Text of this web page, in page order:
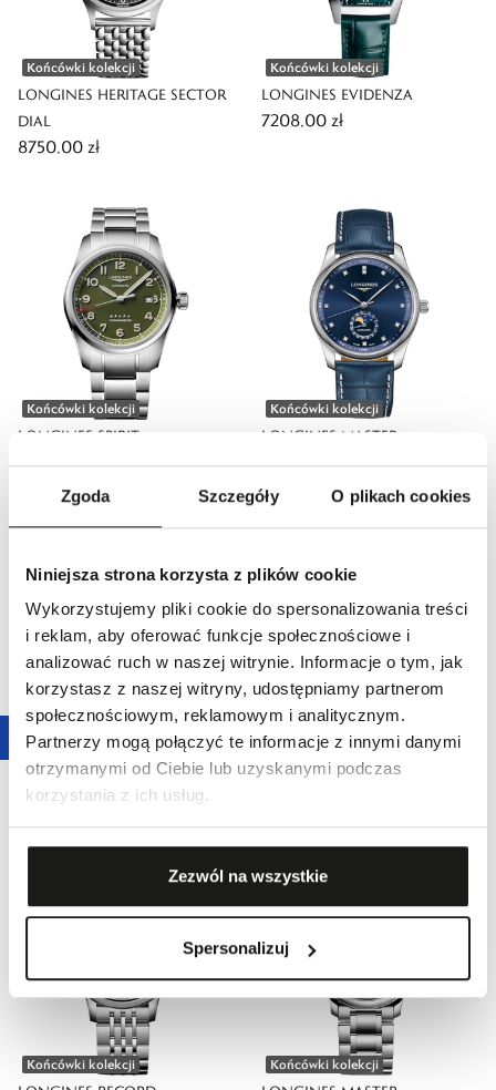
Zgoda Szczegóły O plikach cookies
Niniejsza strona korzysta z plików cookie
Wykorzystujemy pliki cookie do spersonalizowania treści
i reklam, aby oferować funkcje społecznościowe i
analizować ruch w naszej witrynie. Informacje o tym, jak
korzystasz z naszej witryny, udostępniamy partnerom
społecznościowym, reklamowym i analitycznym.
Partnerzy mogą połączyć te informacje z innymi danymi
otrzymanymi od Ciebie lub uzyskanymi podczas
korzystania z ich usług.
Zezwól na wszystkie
Spersonalizuj
Końcówki kolekcji
LONGINES HERITAGE SECTOR
DIAL
8750,00 zł
Końcówki kolekcji
LONGINES EVIDENZA
7208,00 zł
Końcówki kolekcji
LONGINES SPIRIT
9170,00 zł
Końcówki kolekcji
LONGINES MASTER
COLLECTION MOONPHASE
11 250,00 zł
Końcówki kolekcji
LONGINES SPIRIT
10 500,00 zł
Końcówki kolekcji
LONGINES RECORD
Końcówki kolekcji Końcówki kolekcji